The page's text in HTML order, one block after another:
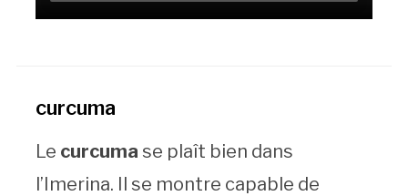
curcuma
Le curcuma se plaît bien dans
l’Imerina. Il se montre capable de